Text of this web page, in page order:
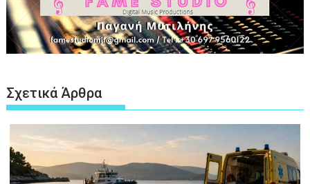
Σχετικά Άρθρα